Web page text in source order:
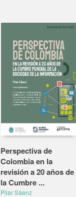
Perspectiva de
Colombia en la
revisión a 20 años de
la Cumbre ...
Pilar Sáenz